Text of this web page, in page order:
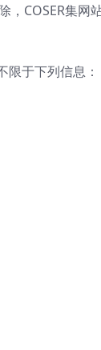
，COSER集网
于下列信息：